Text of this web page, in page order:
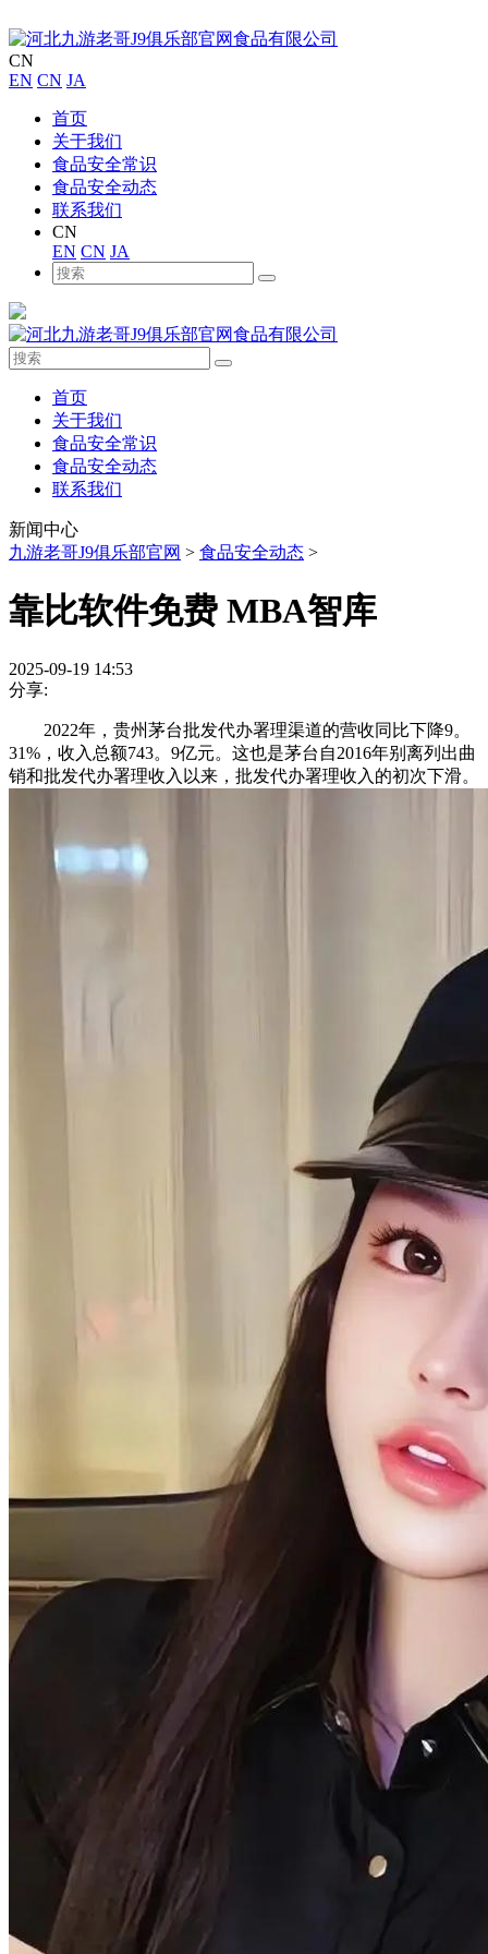
CN
EN CN JA
首页
关于我们
食品安全常识
食品安全动态
联系我们
CN
EN CN JA
首页
关于我们
食品安全常识
食品安全动态
联系我们
新闻中心
九游老哥J9俱乐部官网 > 食品安全动态 >
靠比软件免费 MBA智库
2025-09-19 14:53
分享:
2022年，贵州茅台批发代办署理渠道的营收同比下降9。
31%，收入总额743。9亿元。这也是茅台自2016年别离列出曲
销和批发代办署理收入以来，批发代办署理收入的初次下滑。